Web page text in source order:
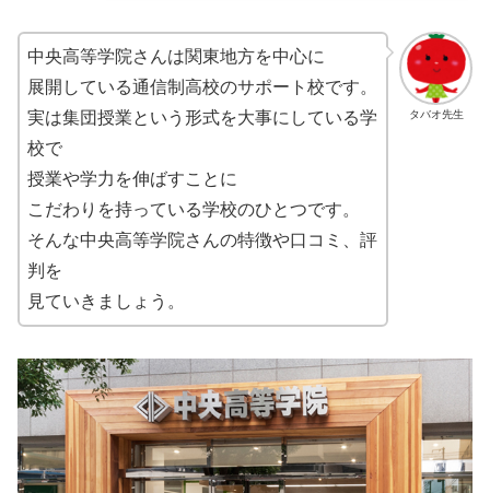
タバオ先生
中央高等学院さんは関東地方を中心に
展開している通信制高校のサポート校です。
実は集団授業という形式を大事にしている学
校で
授業や学力を伸ばすことに
こだわりを持っている学校のひとつです。
そんな中央高等学院さんの特徴や口コミ、評
判を
見ていきましょう。